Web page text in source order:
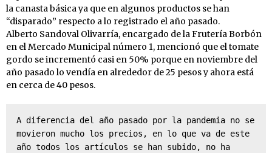
la canasta básica ya que en algunos productos se han
“disparado” respecto a lo registrado el año pasado.
Alberto Sandoval Olivarría, encargado de la Frutería Borbón
en el Mercado Municipal número 1, mencionó que el tomate
gordo se incrementó casi en 50% porque en noviembre del
año pasado lo vendía en alrededor de 25 pesos y ahora está
en cerca de 40 pesos.
A diferencia del año pasado por la pandemia no se
movieron mucho los precios, en lo que va de este
año todos los artículos se han subido, no ha